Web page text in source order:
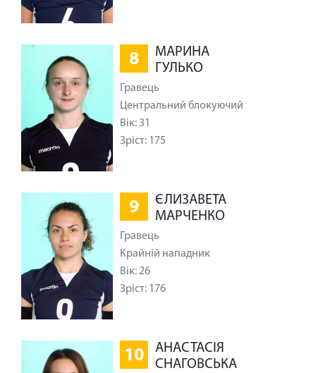
8
МАРИНА
ГУЛЬКО
Гравець
Центральний блокуючий
Вік: 31
Зріст: 175
9
ЄЛИЗАВЕТА
МАРЧЕНКО
Гравець
Крайній нападник
Вік: 26
Зріст: 176
10
АНАСТАСІЯ
СНАГОВСЬКА